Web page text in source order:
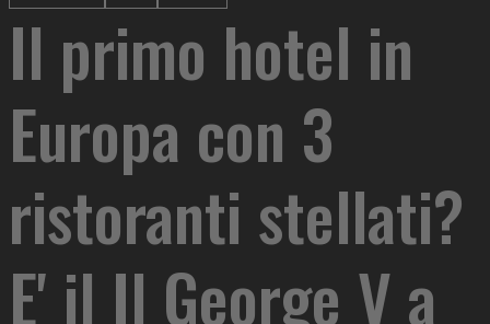
Il primo hotel in
Europa con 3
ristoranti stellati?
E' il Il George V a